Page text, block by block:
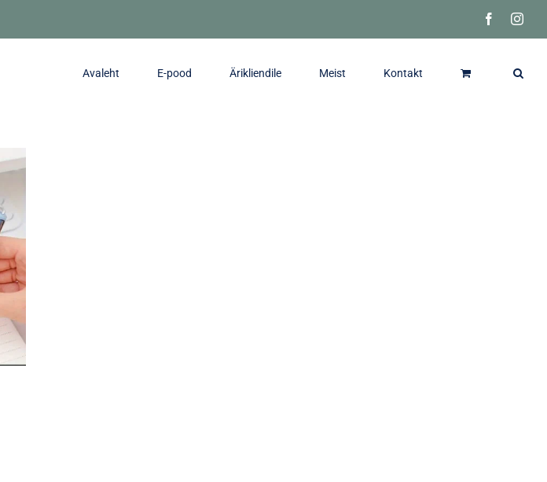
Facebook
Avaleht E-pood Ärikliendile Meist Kontakt